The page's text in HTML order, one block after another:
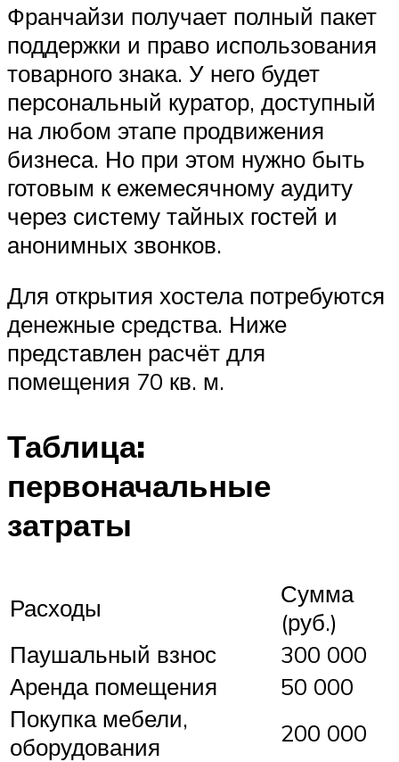
Франчайзи получает полный пакет
поддержки и право использования
товарного знака. У него будет
персональный куратор, доступный
на любом этапе продвижения
бизнеса. Но при этом нужно быть
готовым к ежемесячному аудиту
через систему тайных гостей и
анонимных звонков.
Для открытия хостела потребуются
денежные средства. Ниже
представлен расчёт для
помещения 70 кв. м.
Таблица:
первоначальные
затраты
Расходы
Сумма
(руб.)
Паушальный взнос
300 000
Аренда помещения
50 000
Покупка мебели,
оборудования
200 000